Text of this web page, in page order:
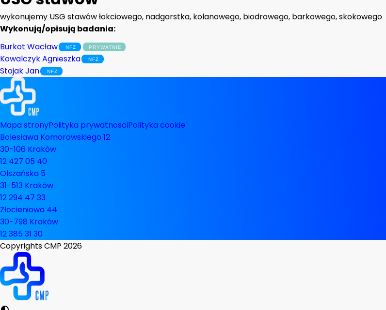
wykonujemy USG stawów łokciowego, nadgarstka, kolanowego, biodrowego, barkowego, skokowego
Wykonują/opisują badania:
Burkot Wacław
Kowalczyk Agnieszka
Stojak Jan
Mapa stronyPolityka prywatnosciPolityka cookie
Bolesława Komorowskiego 12
30-106 Kraków
12 427 05 40
Olszańska 5
31-513 Kraków
12 294 47 33
Złocieniowa 44
30-798 Kraków
12 385 31 30
Copyrights CMP 2026